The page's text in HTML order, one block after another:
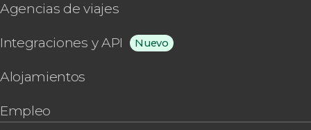
Agencias de viajes
Integraciones y API Nuevo
Alojamientos
Empleo